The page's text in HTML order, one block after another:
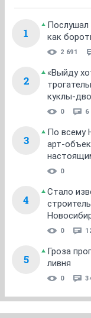
1
Послушал
как
2 691
2
«Выйду
куклы-
0 6
3
По всему
арт-
0
4
Стало
0
5
Гроза
ливня
0